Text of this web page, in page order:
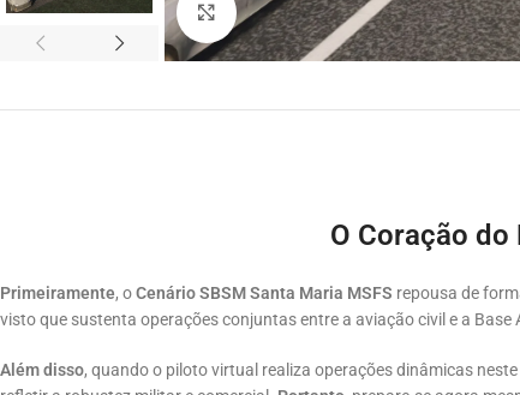
Click to enlarge
O Coração do
Primeiramente, oCenário SBSM Santa Maria MSFS repousa de
visto que sustenta operações conjuntas entre a aviação civil e a Base
Além disso, quando o piloto virtual realiza operações dinâmicas